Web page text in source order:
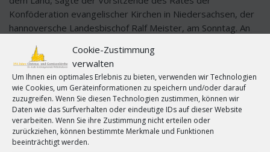
Cookie-Zustimmung
verwalten
Um Ihnen ein optimales Erlebnis zu bieten, verwenden wir Technologien
wie Cookies, um Geräteinformationen zu speichern und/oder darauf
zuzugreifen. Wenn Sie diesen Technologien zustimmen, können wir
Daten wie das Surfverhalten oder eindeutige IDs auf dieser Website
verarbeiten. Wenn Sie ihre Zustimmung nicht erteilen oder
zurückziehen, können bestimmte Merkmale und Funktionen
beeinträchtigt werden.
Konföderation evangelischer Kirchen in Niedersachsen, der
hannoversche Landesbischof Ralf Meister, am Sonntag. An
Weltkrieges soll an diesem Dienstag mit einem Festakt im
Schloss Herrenhausen in Hannover erinnert werden.
Gegen den Widerstand einzelner Gebiete wurde
Niedersachsen am 8. November 1946 aus den alten Ländern
Hannover, Oldenburg, Braunschweig und Schaumburg-Lippe
ins Leben gerufen. Dies geschah rückwirkend zum 1.
November mit der Verordnung Nummer 55 der britischen